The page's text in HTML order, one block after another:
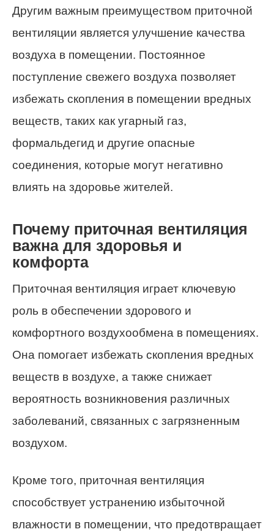
Другим важным преимуществом приточной
вентиляции является улучшение качества
воздуха в помещении. Постоянное
поступление свежего воздуха позволяет
избежать скопления в помещении вредных
веществ, таких как угарный газ,
формальдегид и другие опасные
соединения, которые могут негативно
влиять на здоровье жителей.
Почему приточная вентиляция
важна для здоровья и
комфорта
Приточная вентиляция играет ключевую
роль в обеспечении здорового и
комфортного воздухообмена в помещениях.
Она помогает избежать скопления вредных
веществ в воздухе, а также снижает
вероятность возникновения различных
заболеваний, связанных с загрязненным
воздухом.
Кроме того, приточная вентиляция
способствует устранению избыточной
влажности в помещении, что предотвращает